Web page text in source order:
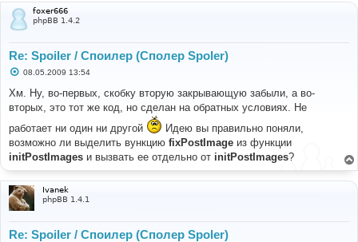
foxer666
phpBB 1.4.2
Re: Spoiler / Споилер (Сполер Spoler)
С
о
б
щ
н
е
08.05.2009 13:54
Хм. Ну, во-первых, скобку вторую закрывающую забыли, а во-
вторых, это тот же код, но сделан на обратных условиях. Не
работает ни один ни другой
Идею вы правильно поняли,
возможно ли выделить вункцию fixPostImage из функции
initPostImages и вызвать ее отдельно от initPostImages?
Ivanek
phpBB 1.4.1
Re: Spoiler / Споилер (Сполер Spoler)